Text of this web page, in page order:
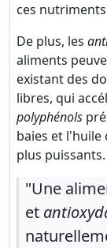
ces
De plus, les
aliments
existant des
libres, qui
polyphénols
baies et l'huile
plus puissants.
"Une
et